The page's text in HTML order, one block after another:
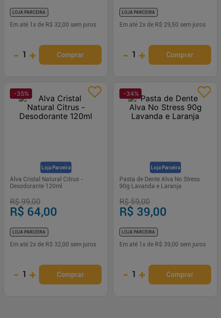
LOJA PARCEIRA
Em até 1 x de R$ 32,00 sem juros
- 1 + Comprar
LOJA PARCEIRA
Em até 2x de R$ 29,50 sem juros
- 1 + Comprar
Loja Parceira
-35%
Alva Cristal Natural Citrus -
Desodorante 120ml
R$ 99,00
R$ 64,00
LOJA PARCEIRA
Em até 2x de R$ 32,00 sem juros
- 1 + Comprar
Loja Parceira
-34%
Pasta de Dente Alva No Stress
90g Lavanda e Laranja
R$ 59,00
R$ 39,00
LOJA PARCEIRA
Em até 1 x de R$ 39,00 sem juros
- 1 + Comprar